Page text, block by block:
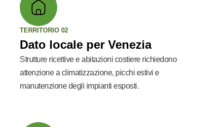
TERRITORIO 02
Dato locale per Venezia
Strutture ricettive e abitazioni costiere richiedono
attenzione a climatizzazione, picchi estivi e
manutenzione degli impianti esposti.